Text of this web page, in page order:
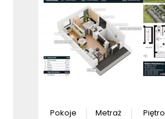
Pokoje
Metraż
Piętro